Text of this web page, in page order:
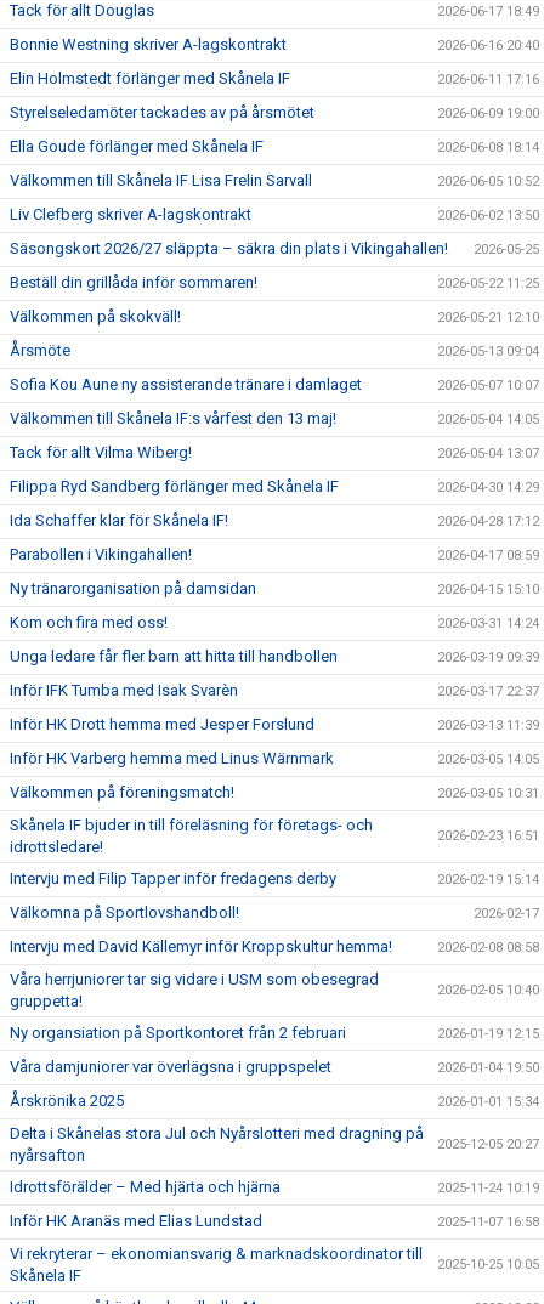
Tack för allt Douglas 2026-06-17 18:49
Bonnie Westning skriver A-lagskontrakt 2026-06-16 20:40
Elin Holmstedt förlänger med Skånela IF 2026-06-11 17:16
Styrelseledamöter tackades av på årsmötet 2026-06-09 19:00
Ella Goude förlänger med Skånela IF 2026-06-08 18:14
Välkommen till Skånela IF Lisa Frelin Sarvall 2026-06-05 10:52
Liv Clefberg skriver A-lagskontrakt 2026-06-02 13:50
Säsongskort 2026/27 släppta – säkra din plats i Vikingahallen! 2026-05-25
Beställ din grillåda inför sommaren! 2026-05-22 11:25
Välkommen på skokväll! 2026-05-21 12:10
Årsmöte 2026-05-13 09:04
Sofia Kou Aune ny assisterande tränare i damlaget 2026-05-07 10:07
Välkommen till Skånela IF:s vårfest den 13 maj! 2026-05-04 14:05
Tack för allt Vilma Wiberg! 2026-05-04 13:07
Filippa Ryd Sandberg förlänger med Skånela IF 2026-04-30 14:29
Ida Schaffer klar för Skånela IF! 2026-04-28 17:12
Parabollen i Vikingahallen! 2026-04-17 08:59
Ny tränarorganisation på damsidan 2026-04-15 15:10
Kom och fira med oss! 2026-03-31 14:24
Unga ledare får fler barn att hitta till handbollen 2026-03-19 09:39
Inför IFK Tumba med Isak Svarèn 2026-03-17 22:37
Inför HK Drott hemma med Jesper Forslund 2026-03-13 11:39
Inför HK Varberg hemma med Linus Wärnmark 2026-03-05 14:05
Välkommen på föreningsmatch! 2026-03-05 10:31
Skånela IF bjuder in till föreläsning för företags- och
idrottsledare!
2026-02-23 16:51
Intervju med Filip Tapper inför fredagens derby 2026-02-19 15:14
Välkomna på Sportlovshandboll! 2026-02-17
Intervju med David Källemyr inför Kroppskultur hemma! 2026-02-08 08:58
Våra herrjuniorer tar sig vidare i USM som obesegrad
gruppetta!
2026-02-05 10:40
Ny organsiation på Sportkontoret från 2 februari 2026-01-19 12:15
Våra damjuniorer var överlägsna i gruppspelet 2026-01-04 19:50
Årskrönika 2025 2026-01-01 15:34
Delta i Skånelas stora Jul och Nyårslotteri med dragning på
nyårsafton
2025-12-05 20:27
Idrottsförälder – Med hjärta och hjärna 2025-11-24 10:19
Inför HK Aranäs med Elias Lundstad 2025-11-07 16:58
Vi rekryterar – ekonomiansvarig & marknadskoordinator till
Skånela IF
2025-10-25 10:05